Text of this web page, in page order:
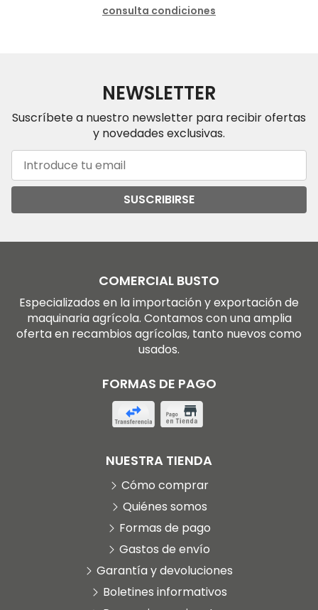
consulta condiciones
NEWSLETTER
Suscríbete a nuestro newsletter para recibir ofertas
y novedades exclusivas.
SUSCRIBIRSE
COMERCIAL BUSTO
Especializados en la importación y exportación de
maquinaria agrícola. Contamos con una amplia
oferta en recambios agrícolas, tanto nuevos como
usados.
FORMAS DE PAGO
NUESTRA TIENDA
Cómo comprar
Quiénes somos
Formas de pago
Gastos de envío
Garantía y devoluciones
Boletines informativos